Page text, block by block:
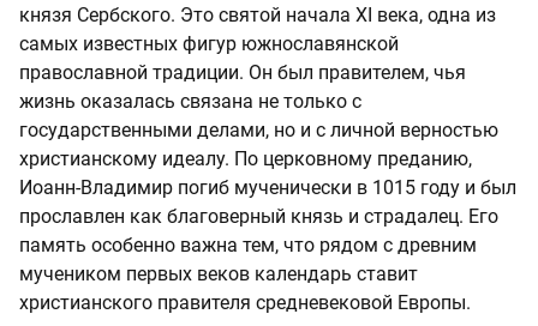
князя Сербского. Это святой начала XI века, одна из
самых известных фигур южнославянской
православной традиции. Он был правителем, чья
жизнь оказалась связана не только с
государственными делами, но и с личной верностью
христианскому идеалу. По церковному преданию,
Иоанн-Владимир погиб мученически в 1015 году и был
прославлен как благоверный князь и страдалец. Его
память особенно важна тем, что рядом с древним
мучеником первых веков календарь ставит
христианского правителя средневековой Европы.